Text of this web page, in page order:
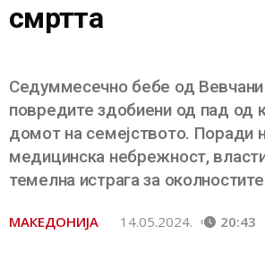
смртта
Седуммесечно бебе од
повредите здобиени од пад од
домот на семејството. Поради
медицинска небрежност,
темелна истрага за
МАКЕДОНИЈА 14.05.2024. 20:43